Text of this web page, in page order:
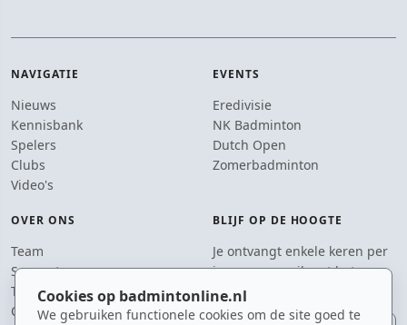
Cookies op badmintonline.nl
We gebruiken functionele cookies om de site goed te
NAVIGATIE
Nieuws
Kennisbank
Spelers
Clubs
Video's
EVENTS
Eredivisie
NK Badminton
Dutch Open
Zomerbadminton
OVER ONS
Team
Supporters
Tip de redactie
Contact
BLIJF OP DE HOOGTE
Je ontvangt enkele keren per
jaar een e-mail met het
laatste badmintonnieuws.
E-mailadres